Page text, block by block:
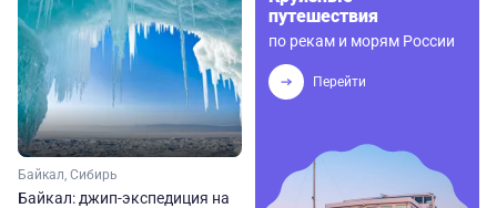
Байкал, Сибирь
Байкал: джип-экспедиция на
путешествия
по рекам и морям России
Перейти